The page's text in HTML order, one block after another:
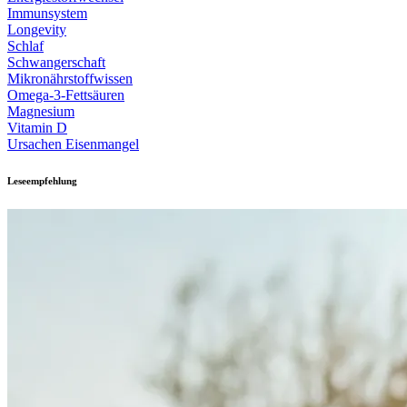
Immunsystem
Longevity
Schlaf
Schwangerschaft
Mikronährstoffwissen
Omega-3-Fettsäuren
Magnesium
Vitamin D
Ursachen Eisenmangel
Leseempfehlung